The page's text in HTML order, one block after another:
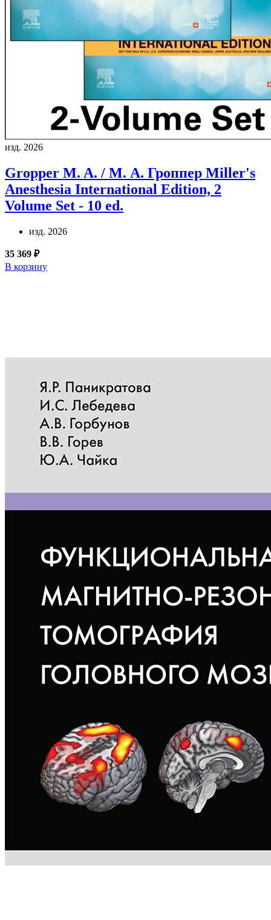
изд. 2026
Gropper M. A. / М. А. Гроппер Miller's
Anesthesia International Edition, 2
Volume Set - 10 ed.
изд. 2026
35 369 ₽
В корзину